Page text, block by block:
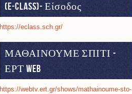
(e-class)- Είσοδος
https://eclass.sch.gr/
ΜΑΘΑΙΝΟΥΜΕ ΣΠΙΤΙ -
ΕΡΤ web
https://webtv.ert.gr/shows/mathainoume-sto-